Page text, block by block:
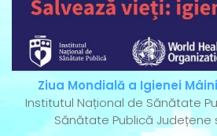
Ziua Mondială a Igienei
Institutul Național de Sănătate
Sănătate Publică Județene